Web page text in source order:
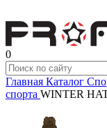
0
Главная Каталог
спорта WINTER